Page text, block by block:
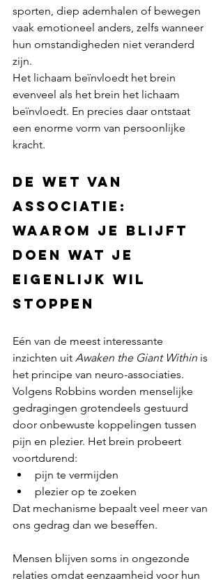
sporten, diep ademhalen of bewegen
vaak emotioneel anders, zelfs wanneer
hun omstandigheden niet veranderd
zijn.
Het lichaam beïnvloedt het brein
evenveel als het brein het lichaam
beïnvloedt. En precies daar ontstaat
een enorme vorm van persoonlijke
kracht.
De wet van
associatie:
waarom je blijft
doen wat je
eigenlijk wil
stoppen
Eén van de meest interessante
inzichten uit Awaken the Giant Within is
het principe van neuro-associaties.
Volgens Robbins worden menselijke
gedragingen grotendeels gestuurd
door onbewuste koppelingen tussen
pijn en plezier. Het brein probeert
voortdurend:
pijn te vermijden
plezier op te zoeken
Dat mechanisme bepaalt veel meer van
ons gedrag dan we beseffen.
Mensen blijven soms in ongezonde
relaties omdat eenzaamheid voor hun